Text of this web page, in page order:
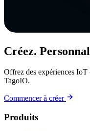
Créez.
Offrez des expériences
TagoIO.
Commencer à créer
Produits